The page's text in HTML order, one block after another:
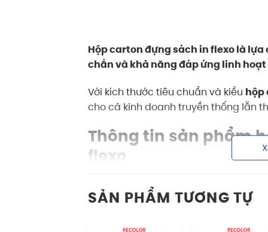
Hộp carton đựng sách in flexo là
chắn và khả năng đáp ứng linh
Với kích thước tiêu chuẩn và kiểu hộp
cho cả kinh doanh truyền thống lẫn
Thông tin sản phẩm
flexo
hàng tiêu dùng đến sản phẩm cần
SẢN PHẨM TƯƠNG TỰ